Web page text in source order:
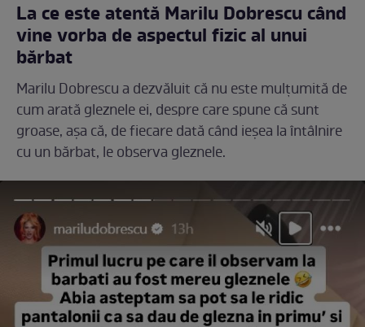
La ce este atentă Marilu Dobrescu când
vine vorba de aspectul fizic al unui
bărbat
Marilu Dobrescu a dezvăluit că nu este mulțumită de
cum arată gleznele ei, despre care spune că sunt
groase, așa că, de fiecare dată când ieșea la întâlnire
cu un bărbat, le observa gleznele.